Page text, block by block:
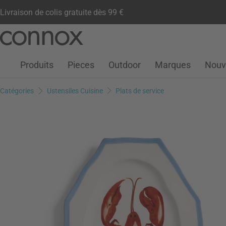
Livraison de colis gratuite dès 99 €
contenu
Compte clientListe de souhaits
Warenkorb
Produits Pieces Outdoor Marques
Catégories Ustensiles Cuisine Plats de service